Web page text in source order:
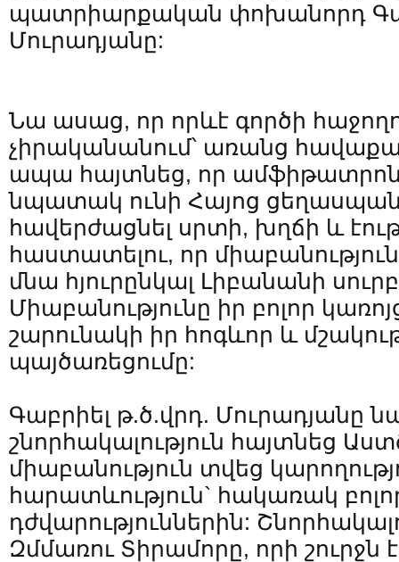
պատրիարքական փոխանորդ
Մուրադյանը:
Նա ասաց, որ որևէ գործի
չիրականանում՝ առանց
ապա հայտնեց, որ
նպատակ ունի Հայոց
հավերժացնել սրտի, խղճի և
հաստատելու, որ
մնա հյուրընկալ Լիբանանի
Միաբանությունը իր բոլոր
շարունակի իր հոգևոր և
պայծառեցումը:
Գաբրիել թ.ծ.վրդ. Մուրադյանը
շնորհակալություն հայտնեց
միաբանություն տվեց
հարատևություն` հակառակ
դժվարություններին:
Զմմառու Տիրամորը, որի շուրջն